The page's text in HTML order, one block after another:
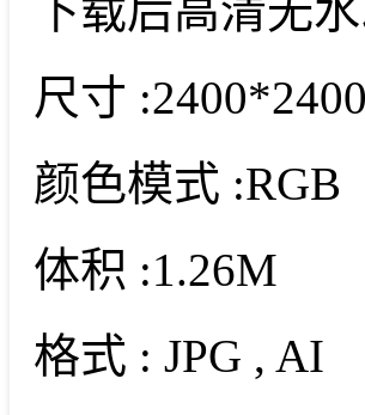
下载后高清无
尺寸 :
颜色模式 :RGB
体积 :1.26M
格式 : JPG , AI